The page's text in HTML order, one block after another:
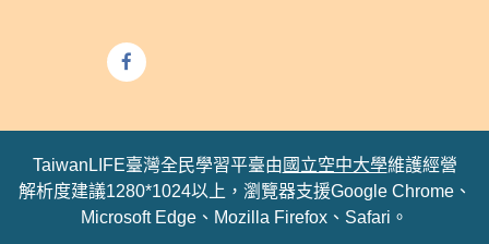
TaiwanLIFE臺灣全民學習平臺由 國立空中大學維護經營
解析度建議1280*1024以上，瀏覽器支援Google Chrome、
Microsoft Edge、Mozilla Firefox、Safari。